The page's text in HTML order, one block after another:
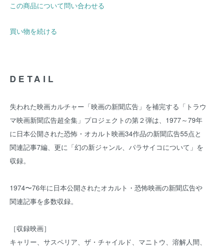
この商品について問い合わせる
買い物を続ける
DETAIL
失われた映画カルチャー「映画の新聞広告」を補完する「トラウ
マ映画新聞広告超全集」プロジェクトの第２弾は、1977～79年
に日本公開された恐怖・オカルト映画34作品の新聞広告55点と
関連記事7編、更に「幻の新ジャンル、パラサイコについて」を
収録。
1974〜76年に日本公開されたオカルト・恐怖映画の新聞広告や
関連記事を多数収録。
［収録映画］
キャリー、サスペリア、ザ・チャイルド、マニトウ、溶解人間、